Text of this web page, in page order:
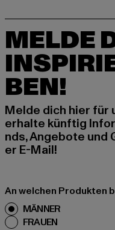
MELDE
BEN!
Melde dich hier für
erhalte künftig
nds, Angebote und
er E-Mail!
An welchen Produkten
MÄNNER
FRAUEN